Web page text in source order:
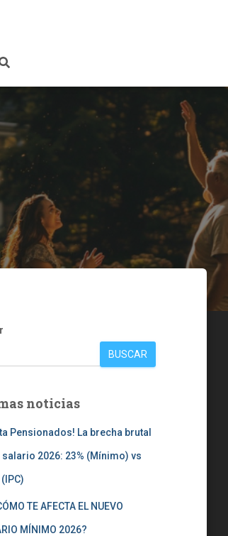
BUSCAR
noticias
Pensionados! La brecha brutal
salario 2026: 23% (Mínimo) vs
TE AFECTA EL NUEVO
MÍNIMO 2026?